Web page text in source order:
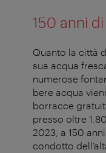
150 anni
Quanto la città
sua acqua
numerose
bere acqua
borracce
presso oltre
2023, a 150
condotto